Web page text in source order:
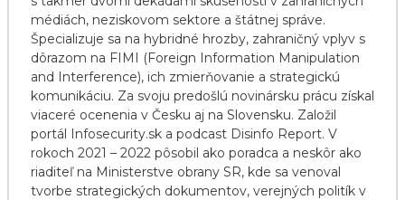
médiách, neziskovom sektore a štátnej správe.
Špecializuje sa na hybridné hrozby, zahraničný vplyv s
dôrazom na FIMI (Foreign Information Manipulation
and Interference), ich zmierňovanie a strategickú
komunikáciu. Za svoju predošlú novinársku prácu získal
viaceré ocenenia v Česku aj na Slovensku. Založil
portál Infosecurity.sk a podcast Disinfo Report. V
rokoch 2021 – 2022 pôsobil ako poradca a neskôr ako
riaditeľ na Ministerstve obrany SR, kde sa venoval
tvorbe strategických dokumentov, verejných politík v